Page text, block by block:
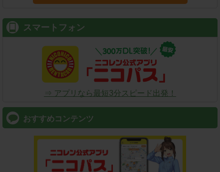
スマートフォン
⇒ アプリなら最短3分スピード出発！
おすすめコンテンツ